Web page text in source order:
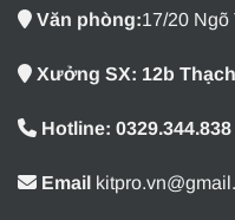
Văn phòng:17/20
Xưởng SX: 12b
Hotline: 0329.344.838
Email